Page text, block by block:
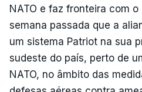
NATO e faz fronteira com o
semana passada que a
um sistema Patriot na sua
sudeste do país, perto de
NATO, no âmbito das